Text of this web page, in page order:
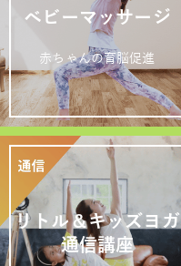
ベビーマッサージ
赤ちゃんの育脳促進
リトル＆キッズヨガ
通信講座